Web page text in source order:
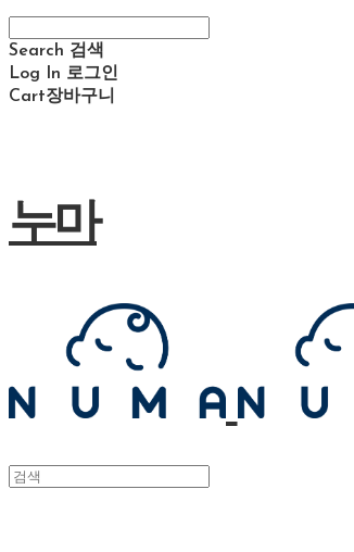
Search 검색
Log In 로그인
Cart장바구니
누마